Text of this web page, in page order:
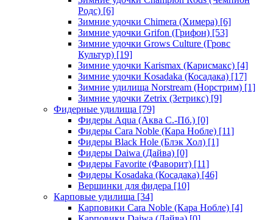
Родс) [6]
Зимние удочки Chimera (Химера) [6]
Зимние удочки Grifon (Грифон) [53]
Зимние удочки Grows Culture (Гровс
Культур) [19]
Зимние удочки Karismax (Карисмакс) [4]
Зимние удочки Kosadaka (Косадака) [17]
Зимние удилища Norstream (Норстрим) [1]
Зимние удочки Zetrix (Зетрикс) [9]
Фидерные удилища [79]
Фидеры Aqua (Аква С.-Пб.) [0]
Фидеры Cara Noble (Кара Нобле) [11]
Фидеры Black Hole (Блэк Хол) [1]
Фидеры Daiwa (Дайва) [0]
Фидеры Favorite (Фаворит) [11]
Фидеры Kosadaka (Косадака) [46]
Вершинки для фидера [10]
Карповые удилища [34]
Карповики Cara Noble (Кара Нобле) [4]